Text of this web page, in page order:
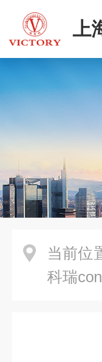
上
当前位
科瑞